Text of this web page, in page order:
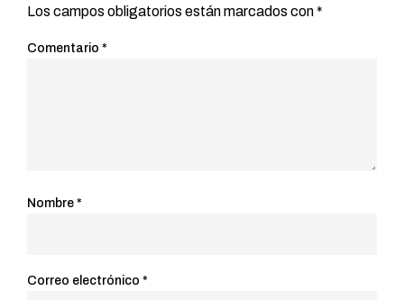
Los campos obligatorios están marcados con*
Comentario *
Nombre *
Correo electrónico *